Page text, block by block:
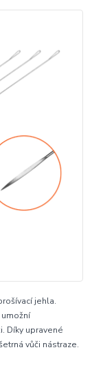
jehla.
Díky upravené
vůči nástraze.